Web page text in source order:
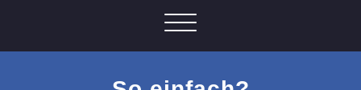
Toggle navigation